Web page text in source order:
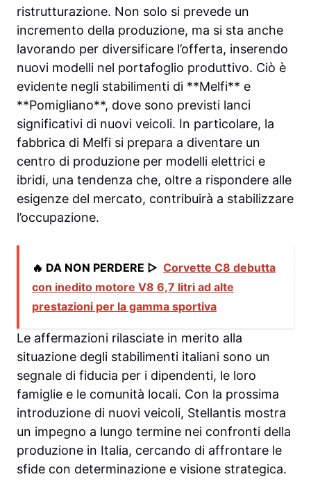
ristrutturazione. Non solo si prevede un
incremento della produzione, ma si sta anche
lavorando per diversificare l’offerta, inserendo
nuovi modelli nel portafoglio produttivo. Ciò è
evidente negli stabilimenti di **Melfi** e
**Pomigliano**, dove sono previsti lanci
significativi di nuovi veicoli. In particolare, la
fabbrica di Melfi si prepara a diventare un
centro di produzione per modelli elettrici e
ibridi, una tendenza che, oltre a rispondere alle
esigenze del mercato, contribuirà a stabilizzare
l’occupazione.
🔥 DA NON PERDERE ▷ Corvette C8 debutta
con inedito motore V8 6,7 litri ad alte
prestazioni per la gamma sportiva
Le affermazioni rilasciate in merito alla
situazione degli stabilimenti italiani sono un
segnale di fiducia per i dipendenti, le loro
famiglie e le comunità locali. Con la prossima
introduzione di nuovi veicoli, Stellantis mostra
un impegno a lungo termine nei confronti della
produzione in Italia, cercando di affrontare le
sfide con determinazione e visione strategica.